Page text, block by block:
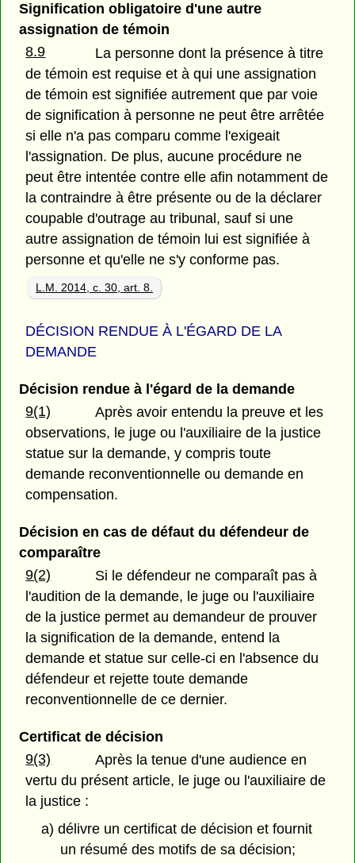
Signification obligatoire d'une autre
assignation de témoin
8.9
La personne dont la présence à titre
de témoin est requise et à qui une assignation
de témoin est signifiée autrement que par voie
de signification à personne ne peut être arrêtée
si elle n'a pas comparu comme l'exigeait
l'assignation. De plus, aucune procédure ne
peut être intentée contre elle afin notamment de
la contraindre à être présente ou de la déclarer
coupable d'outrage au tribunal, sauf si une
autre assignation de témoin lui est signifiée à
personne et qu'elle ne s'y conforme pas.
L.M. 2014, c. 30, art. 8.
DÉCISION RENDUE À L'ÉGARD DE LA
DEMANDE
Décision rendue à l'égard de la demande
9(1)
Après avoir entendu la preuve et les
observations, le juge ou l'auxiliaire de la justice
statue sur la demande, y compris toute
demande reconventionnelle ou demande en
compensation.
Décision en cas de défaut du défendeur de
comparaître
9(2)
Si le défendeur ne comparaît pas à
l'audition de la demande, le juge ou l'auxiliaire
de la justice permet au demandeur de prouver
la signification de la demande, entend la
demande et statue sur celle-ci en l'absence du
défendeur et rejette toute demande
reconventionnelle de ce dernier.
Certificat de décision
9(3)
Après la tenue d'une audience en
vertu du présent article, le juge ou l'auxiliaire de
la justice :
a) délivre un certificat de décision et fournit
un résumé des motifs de sa décision;